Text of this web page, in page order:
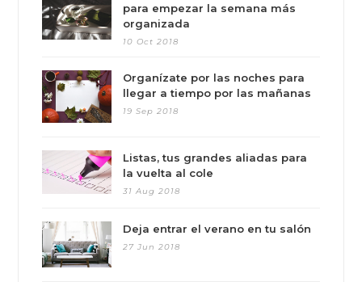
para empezar la semana más
organizada
10 Oct 2018
Organízate por las noches para
llegar a tiempo por las mañanas
19 Sep 2018
Listas, tus grandes aliadas para
la vuelta al cole
31 Aug 2018
Deja entrar el verano en tu salón
27 Jun 2018